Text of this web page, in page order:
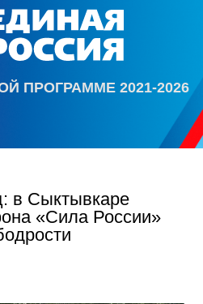
ПРОГРАММЕ 2021-2026
в Сыктывкаре
«Сила России»